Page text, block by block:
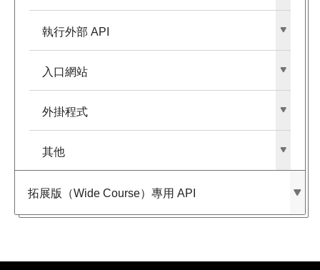
執行外部​ API
入口網站
外掛程式
其他
拓展版​（Wide Course）​專用 API